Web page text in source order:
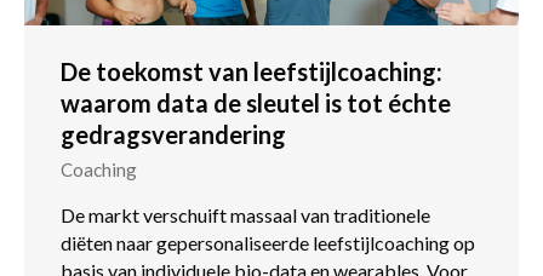
De toekomst van leefstijlcoaching:
waarom data de sleutel is tot échte
gedragsverandering
Coaching
De markt verschuift massaal van traditionele
diëten naar gepersonaliseerde leefstijlcoaching op
basis van individuele bio-data en wearables. Voor